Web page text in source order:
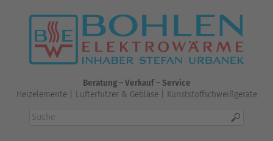
Beratung – Verkauf – Service
Heizelemente | Lufterhitzer & Gebläse | Kunststoffschweißgeräte